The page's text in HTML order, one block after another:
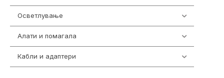
Осветлување
Алати и помагала
Кабли и адаптери